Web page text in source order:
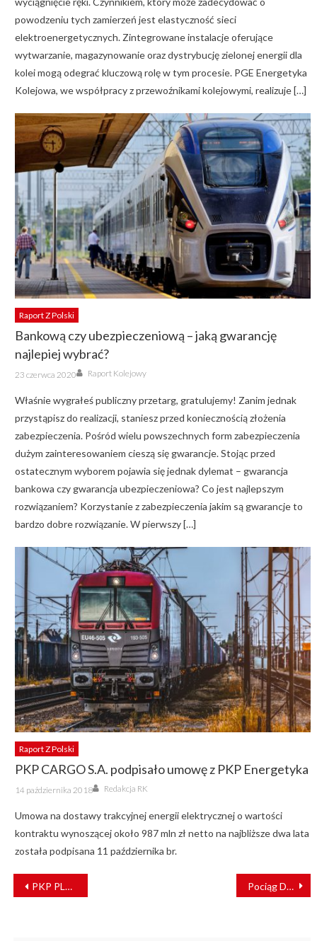
powodzeniu tych zamierzeń jest elastyczność sieci
elektroenergetycznych. Zintegrowane instalacje oferujące
wytwarzanie, magazynowanie oraz dystrybucję zielonej energii dla
kolei mogą odegrać kluczową rolę w tym procesie. PGE Energetyka
Kolejowa, we współpracy z przewoźnikami kolejowymi, realizuje […]
Raport Z Polski
Bankową czy ubezpieczeniową – jaką gwarancję
najlepiej wybrać?
Posted
on
23 czerwca 2020 Author
Raport Kolejowy
Właśnie wygrałeś publiczny przetarg, gratulujemy! Zanim jednak
przystąpisz do realizacji, staniesz przed koniecznością złożenia
zabezpieczenia. Pośród wielu powszechnych form zabezpieczenia
dużym zainteresowaniem cieszą się gwarancje. Stojąc przed
ostatecznym wyborem pojawia się jednak dylemat – gwarancja
bankowa czy gwarancja ubezpieczeniowa? Co jest najlepszym
rozwiązaniem? Korzystanie z zabezpieczenia jakim są gwarancje to
bardzo dobre rozwiązanie. W pierwszy […]
Raport Z Polski
PKP CARGO S.A. podpisało umowę z PKP Energetyka
Posted
on
14 października 2018 Author
Redakcja RK
Umowa na dostawy trakcyjnej energii elektrycznej o wartości
kontraktu wynoszącej około 987 mln zł netto na najbliższe dwa lata
została podpisana 11 października br.
NAWIGACJA
WPISU
PKP PLK usprawni podróże na linii Poznań – Wolsztyn Pociąg DB Regio zderzył się z ciężarówką. Wagony wypadły z torów [ZDJĘCIA]